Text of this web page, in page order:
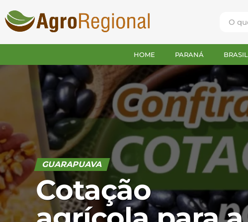
HOME PARANÁ BRASIL
GUARAPUAVA
Cotação